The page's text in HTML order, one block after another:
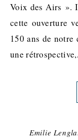
Voix des Airs ».
cette ouverture
150 ans de notre
une
Emilie